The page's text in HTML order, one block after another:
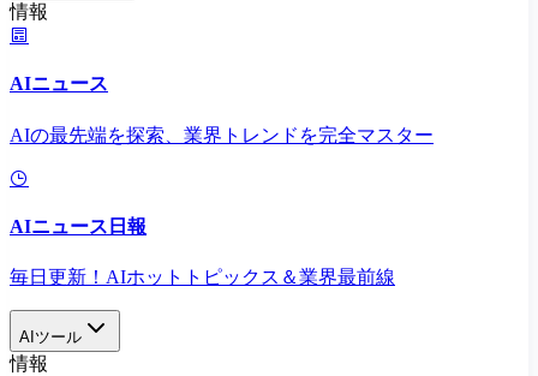
情報
AIニュース
AIの最先端を探索、業界トレンドを完全マスター
AIニュース日報
毎日更新！AIホットトピックス＆業界最前線
AIツール
情報